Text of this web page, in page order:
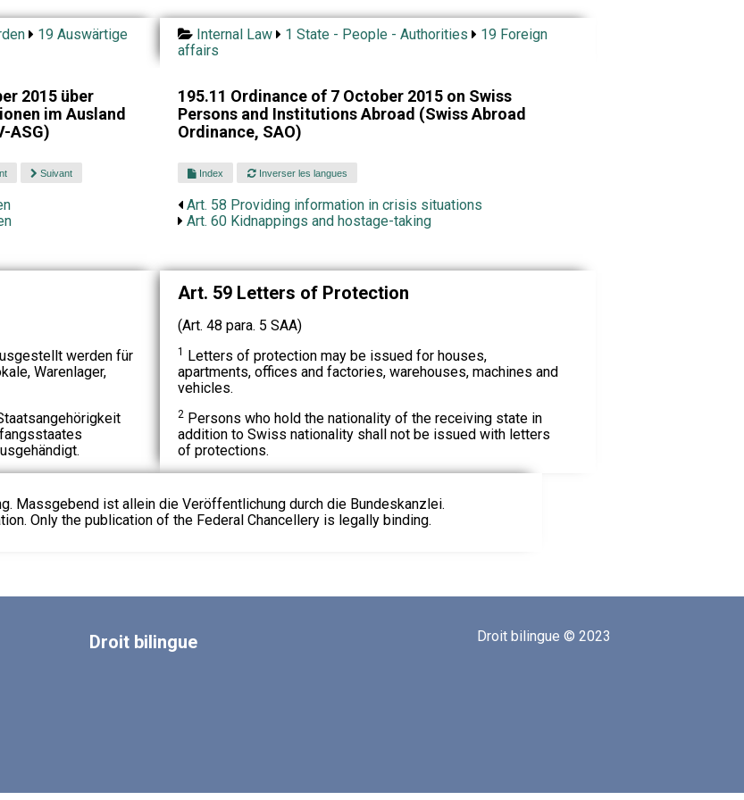
19 Auswärtige
Internal Law 1 State - People - Authorities
19 Foreign
affairs
2015 über
im Ausland
ASG)
195.11 Ordinance of 7 October 2015 on Swiss
Persons and Institutions Abroad (Swiss Abroad
Ordinance, SAO)
Suivant Index Inverser les langues
Art. 58 Providing information in crisis situations
Art. 60 Kidnappings and hostage-taking
werden für
Warenlager,
Art. 59 Letters of Protection
(Art. 48 para. 5 SAA)
1 Letters of protection may be issued for houses,
apartments, offices and factories, warehouses, machines and
vehicles.
2Persons who hold the nationality of the receiving state in
addition to Swiss nationality shall not be issued with letters
of protections.
Massgebend ist allein die Veröffentlichung durch die Bundeskanzlei.
Only the publication of the Federal Chancellery is legally binding.
Droit bilingue Droit bilingue © 2023